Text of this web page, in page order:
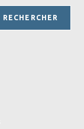
RECHERCHER